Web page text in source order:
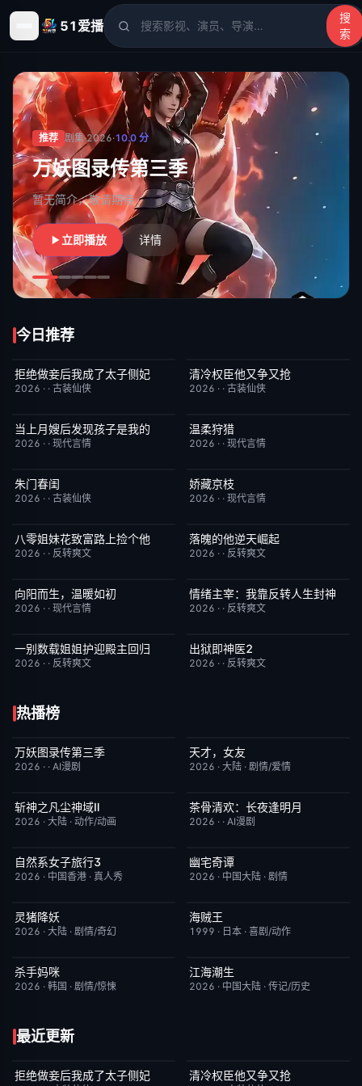
51爱播
搜
索
51爱播- 电影、电视剧、动漫、综艺、短剧高清在线观看
推荐 剧集·2026·10.0 分
万妖图录传第三季
暂无简介，敬请期待
立即播放 详情
今日推荐
已完结 5.0
拒绝做妾后我成了太子侧妃
2026 · · 古装仙侠
已完结
清冷权臣他又争又抢
2026 · · 古装仙侠
已完结
当上月嫂后发现孩子是我的
2026 · · 现代言情
已完结
温柔狩猎
2026 · · 现代言情
已完结
朱门春闺
2026 · · 古装仙侠
已完结
娇藏京枝
2026 · · 现代言情
已完结
八零姐妹花致富路上捡个他
2026 · · 反转爽文
已完结
落魄的他逆天崛起
2026 · · 反转爽文
已完结
向阳而生，温暖如初
2026 · · 现代言情
已完结 7.0
情绪主宰：我靠反转人生封神
2026 · · 反转爽文
已完结
一别数载姐姐护迎殿主回归
2026 · · 反转爽文
已完结
出狱即神医2
2026 · · 反转爽文
热播榜
完结
万妖图录传第三季
2026 · · AI漫剧
更新至第16集
天才，女友
2026 · 大陆 · 剧情/爱情
更新至第09集
斩神之凡尘神域Ⅱ
2026 · 大陆 · 动作/动画
完结
茶骨清欢：长夜逢明月
2026 · · AI漫剧
已完结
自然系女子旅行3
2026 · 中国香港 · 真人秀
更新至第15集
幽宅奇谭
2026 · 中国大陆 · 剧情
7月31日更新
灵猪降妖
2026 · 大陆 · 剧情/奇幻
更新至第1172集
海贼王
1999 · 日本 · 喜剧/动作
更新至第02集
杀手妈咪
2026 · 韩国 · 剧情/惊悚
更新至第26集
江海潮生
2026 · 中国大陆 · 传记/历史
最近更新
已完结 5.0
拒绝做妾后我成了太子侧妃 已完结
清冷权臣他又争又抢